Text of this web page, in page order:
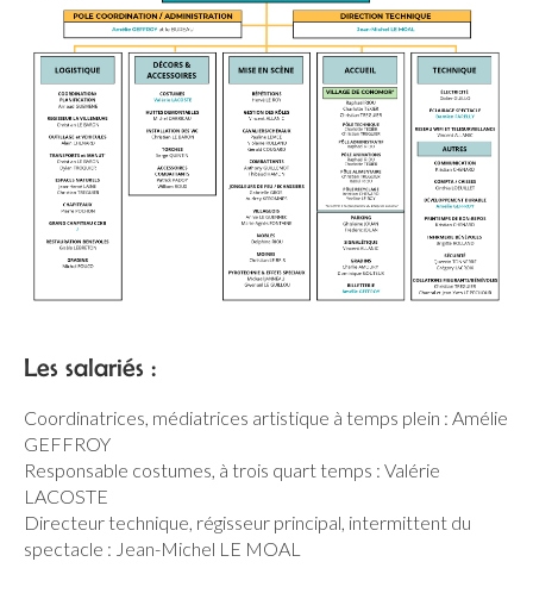
Les salariés :
Coordinatrices, médiatrices artistique à temps plein : Amélie
GEFFROY
Responsable costumes, à trois quart temps : Valérie
LACOSTE
Directeur technique, régisseur principal, intermittent du
spectacle : Jean-Michel LE MOAL